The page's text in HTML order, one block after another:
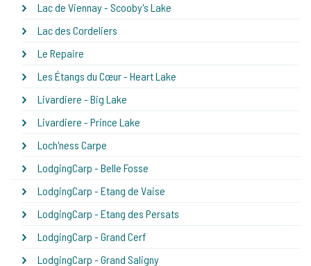
Lac de Viennay - Scooby's Lake
Lac des Cordeliers
Le Repaire
Les Étangs du Cœur - Heart Lake
Livardiere - Big Lake
Livardiere - Prince Lake
Loch'ness Carpe
LodgingCarp - Belle Fosse
LodgingCarp - Etang de Vaise
LodgingCarp - Etang des Persats
LodgingCarp - Grand Cerf
LodgingCarp - Grand Saligny